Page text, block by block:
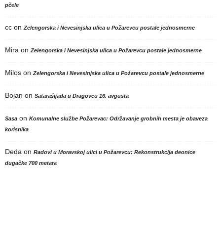
pčele
cc on Zelengorska i Nevesinjska ulica u Požarevcu postale jednosmerne
Mira on Zelengorska i Nevesinjska ulica u Požarevcu postale jednosmerne
Milos on Zelengorska i Nevesinjska ulica u Požarevcu postale jednosmerne
Bojan on Satarašijada u Dragovcu 16. avgusta
Sasa on Komunalne službe Požarevac: Održavanje grobnih mesta je obaveza
korisnika
Deda on Radovi u Moravskoj ulici u Požarevcu: Rekonstrukcija deonice
dugačke 700 metara